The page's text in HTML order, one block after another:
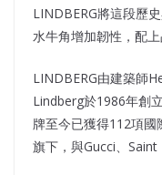
LINDBERG將這段歷
水牛角增加韌性，配
LINDBERG由建築師
Lindberg於1986年創
牌至今已獲得112項
旗下，與Gucci、Saint